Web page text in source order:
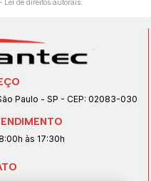
de direitos autorais.
Paulo - SP - CEP: 02083-030
às 17:30h